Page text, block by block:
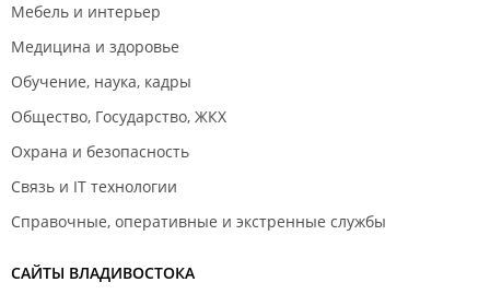
Мебель и интерьер
Медицина и здоровье
Обучение, наука, кадры
Общество, Государство, ЖКХ
Охрана и безопасность
Связь и IT технологии
Справочные, оперативные и экстренные службы
САЙТЫ ВЛАДИВОСТОКА